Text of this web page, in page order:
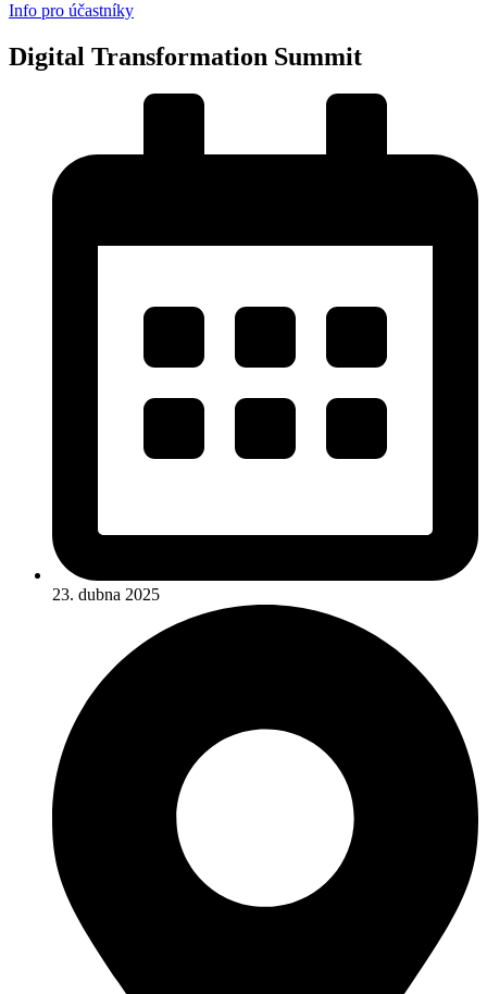
Info pro účastníky
Digital Transformation Summit
23. dubna 2025